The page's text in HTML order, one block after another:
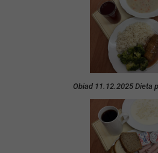
Obiad 11.12.2025 Dieta